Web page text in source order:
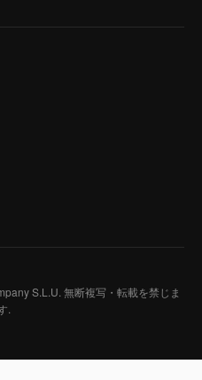
S.L.U. 無断複写・転載を禁じま
.